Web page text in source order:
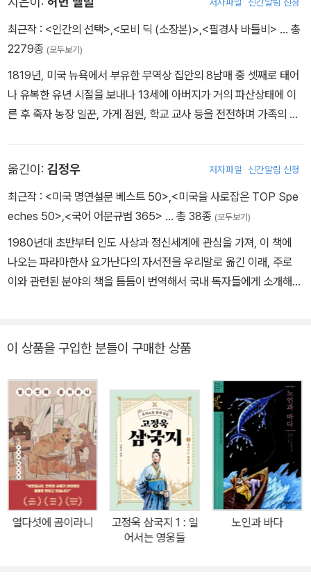
최근작 : <인간의 선택> <모비 딕 (소장본)> <필경사 바틀비> … 총
2279종 (모두보기)
1819년, 미국 뉴욕에서 부유한 무역상 집안의 8남매 중 셋째로 태어
나 유복한 유년 시절을 보내나 13세에 아버지가 거의 파산상태에 이
른 후 죽자 농장 일꾼, 가게 점원, 학교 교사 등을 전전하며 가족의 생
에 군함의 수병이 되어 귀국하였다. 이때의 경험을 살려 쓴 작품으로,
포경선에서 탈주하여 남태평양 마르키즈제도의 식인종 마을에 살았
던 경험을 그린 『타이피』(1846), 타히티섬에서 겪은 모험을 엮은
버풀을 왕복하는 상선생활을 그린 『레드번』(1849), 군함에서 겪은
체험을 토대로 한 『하얀 재킷』(1850) 등이 있다. 『모비 딕』은 1851
년 10월 런던에서 『고래』(3권)로, 11월 뉴욕에서는 『모비 딕, 혹은 고
했다. 이어 니힐리즘의 책 『피에르, 혹은 모호함』(1852)을 발표하지
달렸고, 걸작 중편 『필경사 바틀비』(1853), 미국 독립전쟁을 풍자한
『이스라엘 포터』(1855)를 출간했다. 1857년 장편 『사기꾼』을 출간
한 후로는 소설을 발표하지 않았다. 1866년 뉴욕 세관의 검사관으로
임명되어 19년간 일했으며, 그사이 72편의 시로 구성된 『전투 조각
과 전쟁의 양상』(1866)과 성지 순례를 다룬 장편 서사시 『클라렐』(1
876)을 펴내기도 했다. 1891년 72세의 나이에 심장비대증으로 세
상을 떠났다. 유고로는 미완성 중편 『빌리버드』(1924)를 남겼다.
옮긴이: 김정우 저자파일 신간알림 신청
최근작 : <미국 명연설문 베스트 50> <미국을 사로잡은 TOP Spe
eches 50> <국어 어문규범 365> … 총 38종 (모두보기)
1980년대 초반부터 인도 사상과 정신세계에 관심을 가져, 이 책에
나오는 파라마한사 요가난다의 자서전을 우리말로 옮긴 이래, 주로
이와 관련된 분야의 책을 틈틈이 번역해서 국내 독자들에게 소개해
도 없는 공간 속에서》, 《존재의 근원》, 《마지막 태양빛 아래서》(이상
삼진기획) , 《인류의 미래》, 《자연은 참으로 신비합니다》, 《미래는 바
로 지금》(이상 한국크리슈나무르티센터) , 《크리슈나무르티와 나누
는 영혼의 대화, 두려움 없는 삶》(창해) 및 《신성한 지구》, 《신성한
건축》(이상 창해) 등의 국역서와 An Illustrated Guide to Korean
Culture(학고재) 등 의 영역서가 있다. 한편 서울대학교 대학원에서
문학박사 학위를 취득하고, 국립국어원을 거쳐 경남대학교에서 30여
년 동안 학생들에게 국어학과 번역학을 가르쳐 왔으며, 한국번역학회
회장 (2014~2015)을 역임하기도 했다. 현재는 경남대학교 명예교
수로 있다.
이 상품을 구입한 분들이 구매한 상품
열다섯에 곰이라니
고정욱 삼국지 1 : 일
어서는 영웅들
노인과 바다